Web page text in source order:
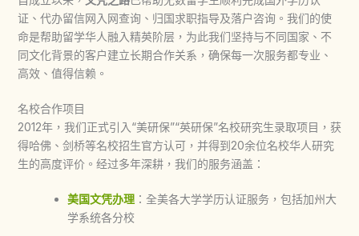
证、代办留信网入网查询、归国求职指导及落户咨询。我们的使
命是帮助留学华人融入精英阶层，为此我们坚持与不同国家、不
同文化背景的客户建立长期合作关系，确保每一次服务都专业、
高效、值得信赖。
名校合作项目
2012年，我们正式引入“美研保”“英研保”名校研究生录取项目，获
得哈佛、剑桥等名校招生官方认可，并得到20余位名校华人研究
生的高度评价。经过多年深耕，我们的服务涵盖：
美国文凭办理：全美各大学学历认证服务，包括加州大
学系统各分校